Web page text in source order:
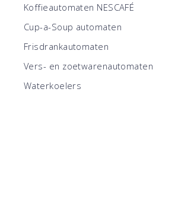
Koffieautomaten NESCAFÉ
Cup-a-Soup automaten
Frisdrankautomaten
Vers- en zoetwarenautomaten
Waterkoelers